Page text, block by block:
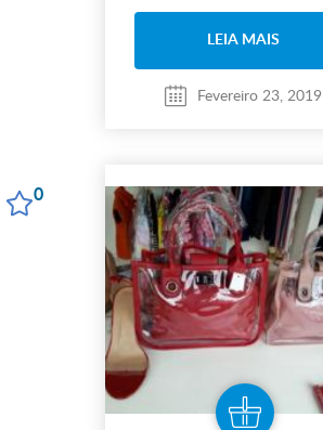
0
LEIA MAIS
Fevereiro 23, 2019